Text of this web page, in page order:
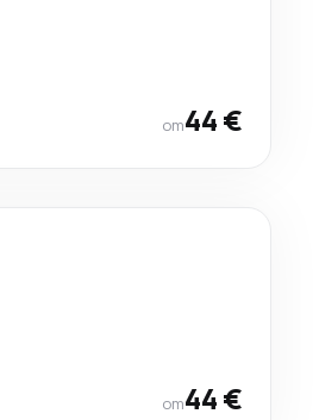
от44 €
от44 €